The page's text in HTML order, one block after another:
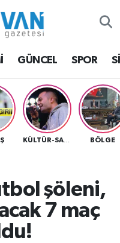
GÜNCEL SPOR
BÖLGE
şöleni,
7 maç
Fikstür